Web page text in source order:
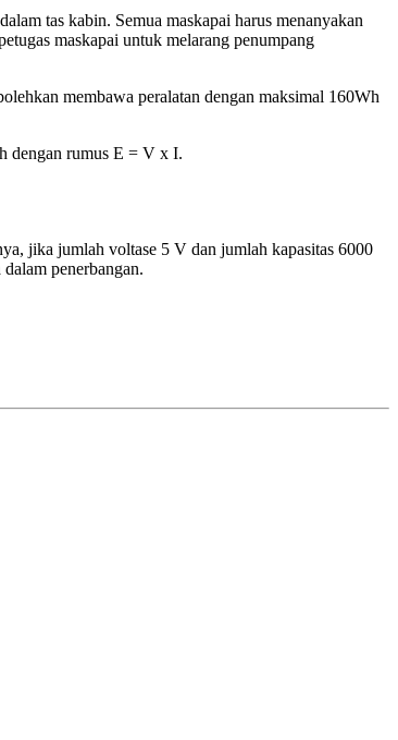
tas kabin. Semua maskapai harus menanyakan
maskapai untuk melarang penumpang
membawa peralatan dengan maksimal 160Wh
dengan rumus E = V x I.
jika jumlah voltase 5 V dan jumlah kapasitas 6000
penerbangan.